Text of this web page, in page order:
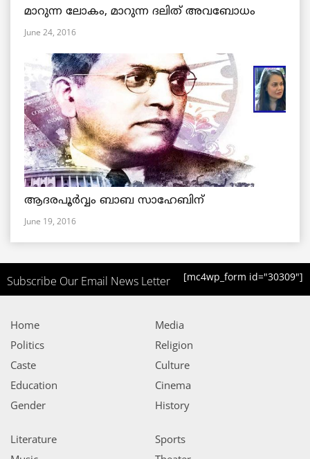
മാറുന്ന ലോകം, മാറുന്ന ദലിത് അവബോധം
June 24, 2016
ആദരപൂര്‍വ്വം ബാബ സാഹേബിന്
June 19, 2016
Subscribe Our Email News Letter [mc4wp_form id="30309"]
Home
Politics
Caste
Education
Gender
Media
Religion
Culture
Cinema
History
Literature
Sports